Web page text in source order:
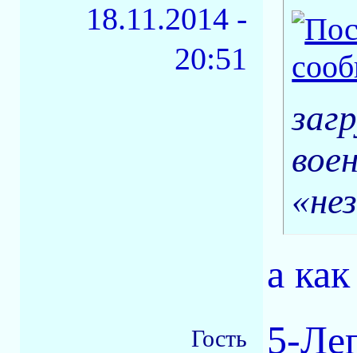
18.11.2014 -
20:51
а
Гость 5-